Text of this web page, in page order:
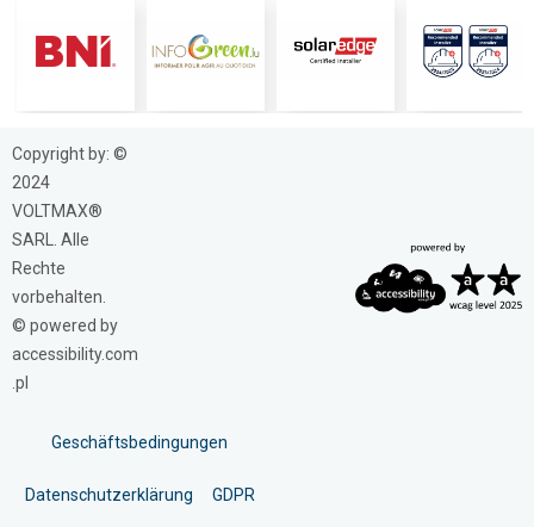
Copyright by: ©
2024
VOLTMAX®
SARL. Alle
Rechte
vorbehalten.
© powered by
accessibility.com
.pl
Geschäftsbedingungen
Datenschutzerklärung GDPR